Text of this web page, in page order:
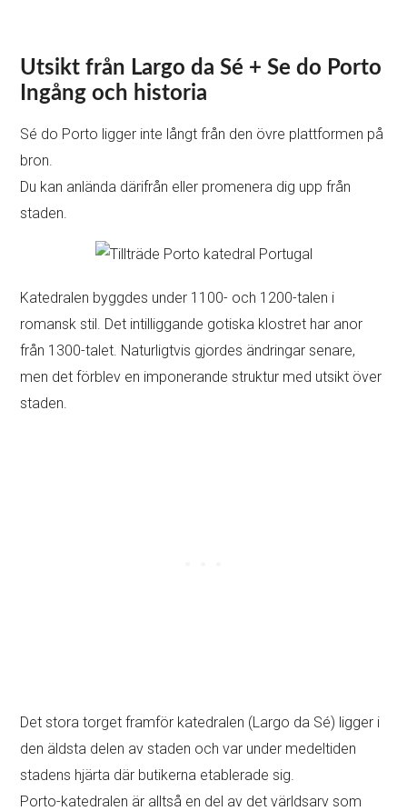
Utsikt från Largo da Sé + Se do Porto
Ingång och historia
Sé do Porto ligger inte långt från den övre plattformen på
bron.
Du kan anlända därifrån eller promenera dig upp från
staden.
Katedralen byggdes under 1100- och 1200-talen i
romansk stil. Det intilliggande gotiska klostret har anor
från 1300-talet. Naturligtvis gjordes ändringar senare,
men det förblev en imponerande struktur med utsikt över
staden.
Det stora torget framför katedralen (Largo da Sé) ligger i
den äldsta delen av staden och var under medeltiden
stadens hjärta där butikerna etablerade sig.
Porto-katedralen är alltså en del av det världsarv som